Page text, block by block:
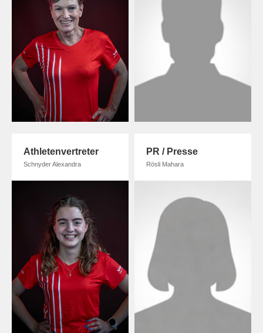
Athletenvertreter
Schnyder Alexandra
PR / Presse
Rösli Mahara